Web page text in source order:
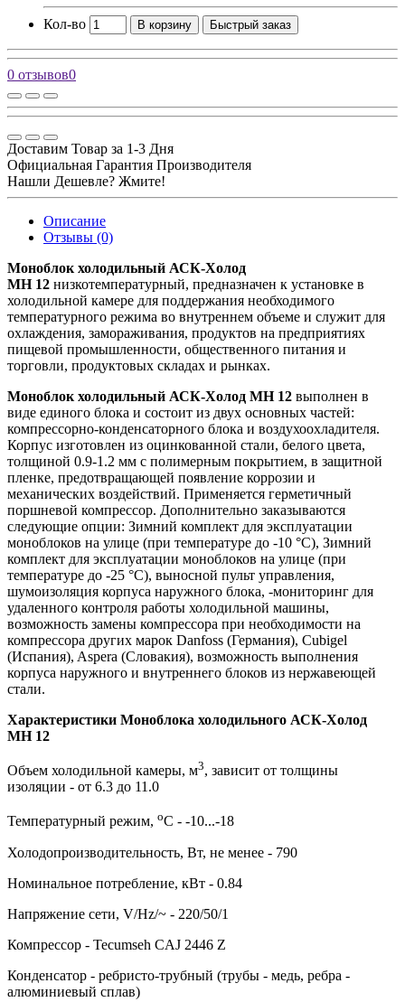
Кол-во В корзину Быстрый заказ
0 отзывов0
Доставим Товар за 1-3 Дня
Официальная Гарантия Производителя
Нашли Дешевле? Жмите!
Описание
Отзывы (0)
Моноблок холодильный АСК-Холод
MH 12 низкотемпературный, предназначен к установке в
холодильной камере для поддержания необходимого
температурного режима во внутреннем объеме и служит для
охлаждения, замораживания, продуктов на предприятиях
пищевой промышленности, общественного питания и
торговли, продуктовых складах и рынках.
Моноблок холодильный АСК-Холод MH 12 выполнен в
виде единого блока и состоит из двух основных частей:
компрессорно-конденсаторного блока и воздухоохладителя.
Корпус изготовлен из оцинкованной стали, белого цвета,
толщиной 0.9-1.2 мм с полимерным покрытием, в защитной
пленке, предотвращающей появление коррозии и
механических воздействий. Применяется герметичный
поршневой компрессор. Дополнительно заказываются
следующие опции: Зимний комплект для эксплуатации
моноблоков на улице (при температуре до -10 °С), Зимний
комплект для эксплуатации моноблоков на улице (при
температуре до -25 °С), выносной пульт управления,
шумоизоляция корпуса наружного блока, -мониторинг для
удаленного контроля работы холодильной машины,
возможность замены компрессора при необходимости на
компрессора других марок Danfoss (Германия), Cubigel
(Испания), Aspera (Словакия), возможность выполнения
корпуса наружного и внутреннего блоков из нержавеющей
стали.
Характеристики Моноблока холодильного АСК-Холод
MH 12
Объем холодильной камеры, м3, зависит от толщины
изоляции - от 6.3 до 11.0
Температурный режим, оС - -10...-18
Холодопроизводительность, Вт, не менее - 790
Номинальное потребление, кВт - 0.84
Напряжение сети, V/Hz/~ - 220/50/1
Компрессор - Tecumseh CAJ 2446 Z
Конденсатор - ребристо-трубный (трубы - медь, ребра -
алюминиевый сплав)